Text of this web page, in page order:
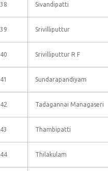
38 Sivandipatti
39 Srivilliputtur
40 Srivilliputtur R F
41 Sundarapandiyam
42 Tadagannai Managaseri
43 Thambipatti
44 Thilakulam